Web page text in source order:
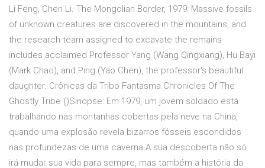
Li Feng, Chen Li. The Mongolian Border, 1979: Massive fossils
of unknown creatures are discovered in the mountains, and
the research team assigned to excavate the remains
includes acclaimed Professor Yang (Wang Qingxiang), Hu Bayi
(Mark Chao), and Ping (Yao Chen), the professor's beautiful
daughter. Crônicas da Tribo Fantasma Chronicles Of The
Ghostly Tribe ()Sinopse: Em 1979, um jovem soldado está
trabalhando nas montanhas cobertas pela neve na China,
quando uma explosão revela bizarros fósseis escondidos
nas profundezas de uma caverna.A sua descoberta não só
irá mudar sua vida para sempre, mas também a história da